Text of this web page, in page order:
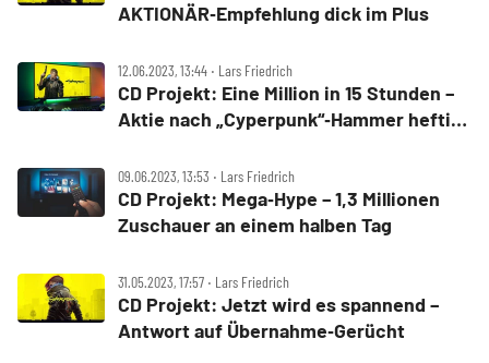
AKTIONÄR‑Empfehlung dick im Plus
12.06.2023, 13:44 ‧ Lars Friedrich
CD Projekt: Eine Million in 15 Stunden –
Aktie nach „Cyperpunk“‑Hammer heftig
09.06.2023, 13:53 ‧ Lars Friedrich
CD Projekt: Mega‑Hype – 1,3 Millionen
Zuschauer an einem halben Tag
31.05.2023, 17:57 ‧ Lars Friedrich
CD Projekt: Jetzt wird es spannend –
Antwort auf Übernahme‑Gerücht